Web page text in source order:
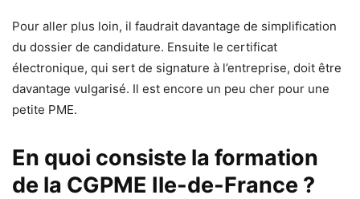
Pour aller plus loin, il faudrait davantage de simplification
du dossier de candidature. Ensuite le certificat
électronique, qui sert de signature à l’entreprise, doit être
davantage vulgarisé. Il est encore un peu cher pour une
petite PME.
En quoi consiste la formation
de la CGPME Ile-de-France ?